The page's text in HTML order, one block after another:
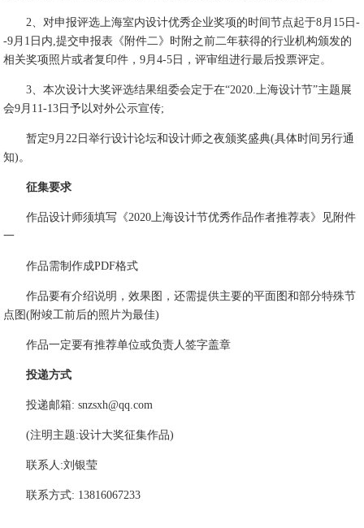
2、对申报评选上海室内设计优秀企业奖项的时间节点起于8月15日-
-9月1日内,提交申报表《附件二》时附之前二年获得的行业机构颁发的
相关奖项照片或者复印件，9月4-5日，评审组进行最后投票评定。
3、本次设计大奖评选结果组委会定于在“2020.上海设计节”主题展
会9月11-13日予以对外公示宣传;
暂定9月22日举行设计论坛和设计师之夜颁奖盛典(具体时间另行通
知)。
征集要求
作品设计师须填写《2020上海设计节优秀作品作者推荐表》见附件
一
作品需制作成PDF格式
作品要有介绍说明，效果图，还需提供主要的平面图和部分特殊节
点图(附竣工前后的照片为最佳)
作品一定要有推荐单位或负责人签字盖章
投递方式
投递邮箱: snzsxh@qq.com
(注明主题:设计大奖征集作品)
联系人:刘银莹
联系方式: 13816067233